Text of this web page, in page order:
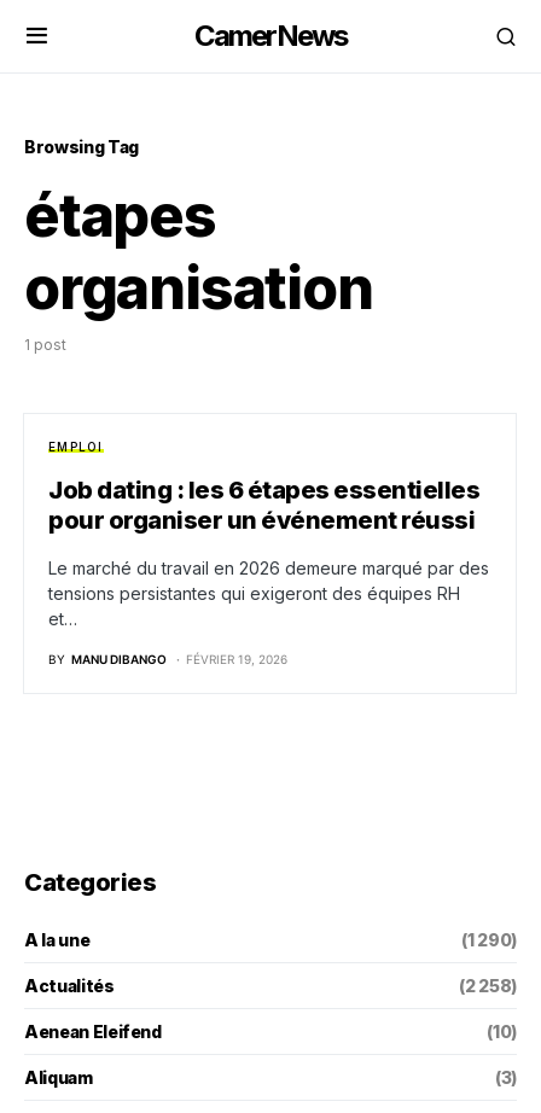
CamerNews
Browsing Tag
étapes
organisation
1 post
EMPLOI
Job dating : les 6 étapes essentielles
pour organiser un événement réussi
Le marché du travail en 2026 demeure marqué par des
tensions persistantes qui exigeront des équipes RH
et…
BY MANU DIBANGO FÉVRIER 19, 2026
Categories
A la une (1 290)
Actualités (2 258)
Aenean Eleifend (10)
Aliquam (3)